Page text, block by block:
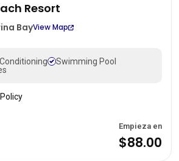
Resort
BayView Map
Swimming Pool
Empieza en
$88.00